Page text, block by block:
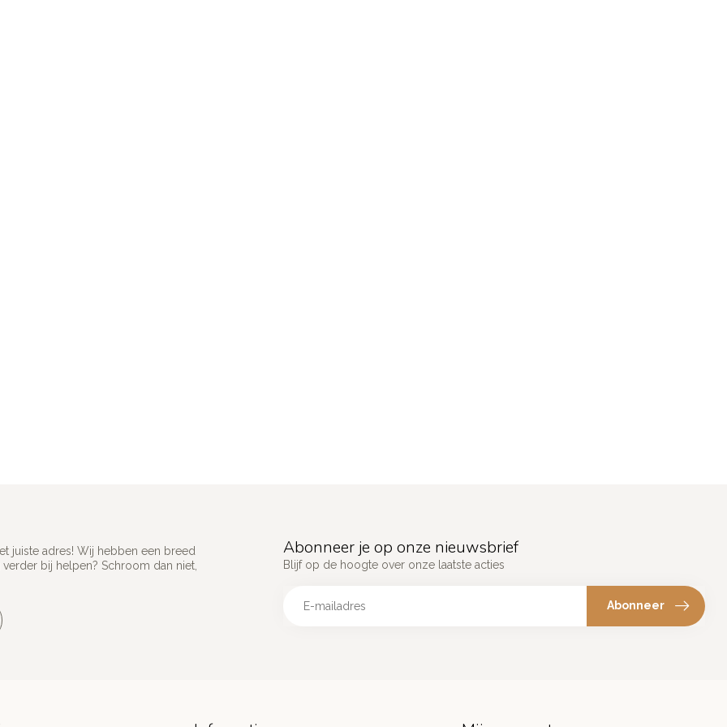
goedkopere varianten die ik eerder had.
Normaal kocht ik altijd een
langer mee dan ik gewend ben, voor
juiste adres! Wij hebben een breed
bij helpen? Schroom dan niet,
Abonneer je op onze nieuwsbrief
Blijf op de hoogte over onze laatste acties
Abonneer